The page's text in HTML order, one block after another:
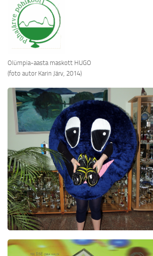
Olümpia-aasta maskott HUGO
(foto autor Karin Järv, 2014)